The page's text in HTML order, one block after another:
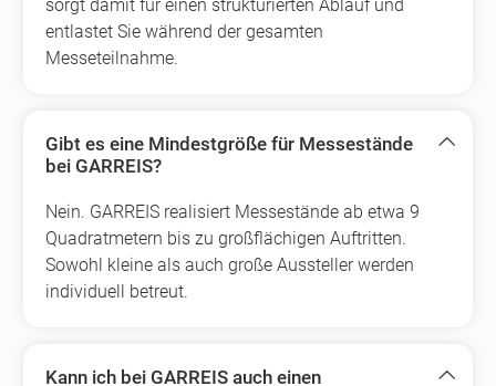
sorgt damit für einen strukturierten Ablauf und
entlastet Sie während der gesamten
Messeteilnahme.
Gibt es eine Mindestgröße für Messestände
bei GARREIS?
Nein. GARREIS realisiert Messestände ab etwa 9
Quadratmetern bis zu großflächigen Auftritten.
Sowohl kleine als auch große Aussteller werden
individuell betreut.
Kann ich bei GARREIS auch einen